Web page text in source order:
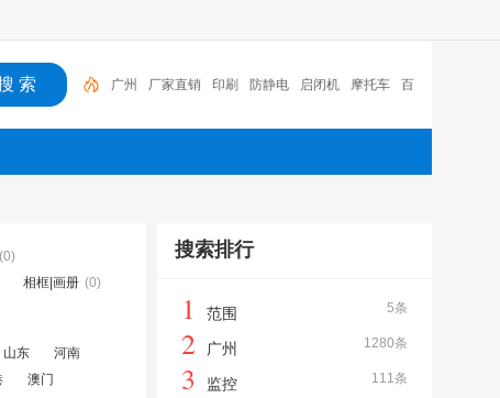
广州 厂家直销 印刷 防静电 启闭机 摩托车 百
福 咏玖进出口 体验桌 扑克
(0)
相框|画册 (0)
山东
河南
澳门
搜索排行
5条
1 范围
1280条
2 广州
111条
3 监控